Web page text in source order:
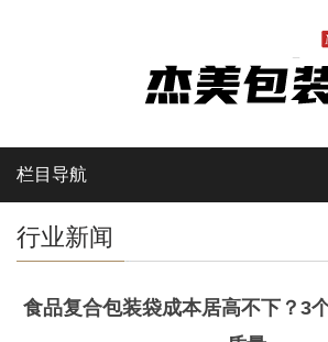
栏目导航
行业新闻
食品复合包装袋成本居高不下？3